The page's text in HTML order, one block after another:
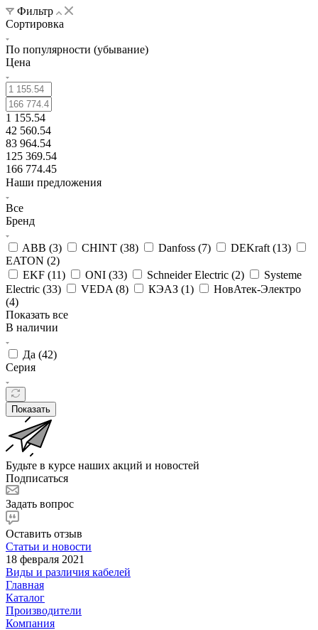
Фильтр
Сортировка
По популярности (убывание)
Цена
1 155.54
42 560.54
83 964.54
125 369.54
166 774.45
Наши предложения
Все
Бренд
ABB (3) CHINT (38) Danfoss (7) DEKraft (13)
EATON (2)
EKF (11) ONI (33) Schneider Electric (2)
Systeme
Electric (33) VEDA (8) КЭАЗ (1)
НовАтек-Электро
(4)
Показать все
В наличии
Да (42)
Серия
Показать
Будьте в курсе наших акций и новостей
Подписаться
Задать вопрос
Оставить отзыв
Статьи и новости
18 февраля 2021
Виды и различия кабелей
Главная
Каталог
Производители
Компания